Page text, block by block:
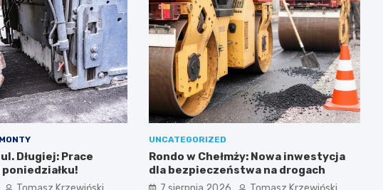
Długiej: Prace
UNCATEGORIZED
Rondo w Chełmży: Nowa inwestycja
dla bezpieczeństwa na drogach